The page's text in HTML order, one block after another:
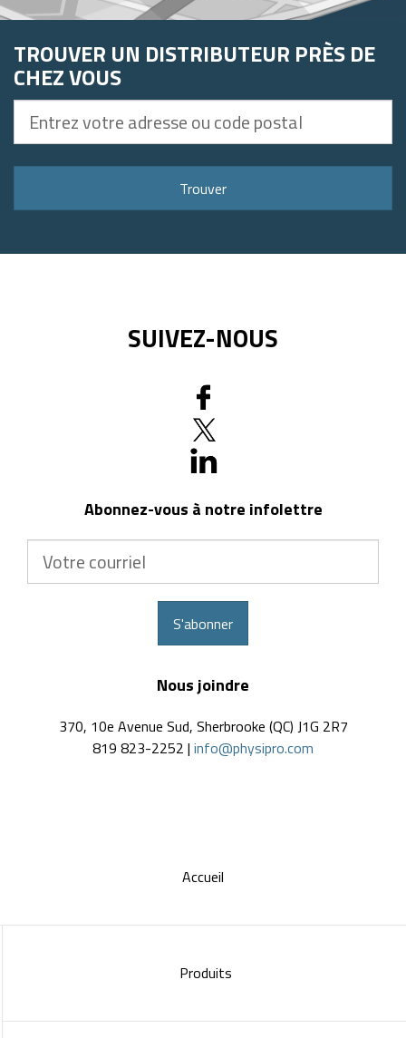
TROUVER UN DISTRIBUTEUR PRÈS DE
CHEZ VOUS
votre
Trouver
SUIVEZ-NOUS
Abonnez-vous à notre infolettre
S'abonner
Nous joindre
370, 10e Avenue Sud, Sherbrooke (QC) J1G 2R7
819 823-2252 | info@physipro.com
Accueil
Produits